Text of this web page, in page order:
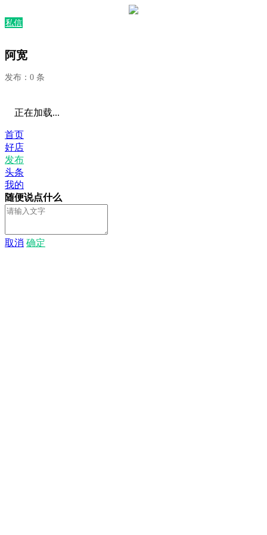
私信
阿宽
发布：0 条
正在加载...
首页
好店
发布
头条
我的
随便说点什么
取消 确定